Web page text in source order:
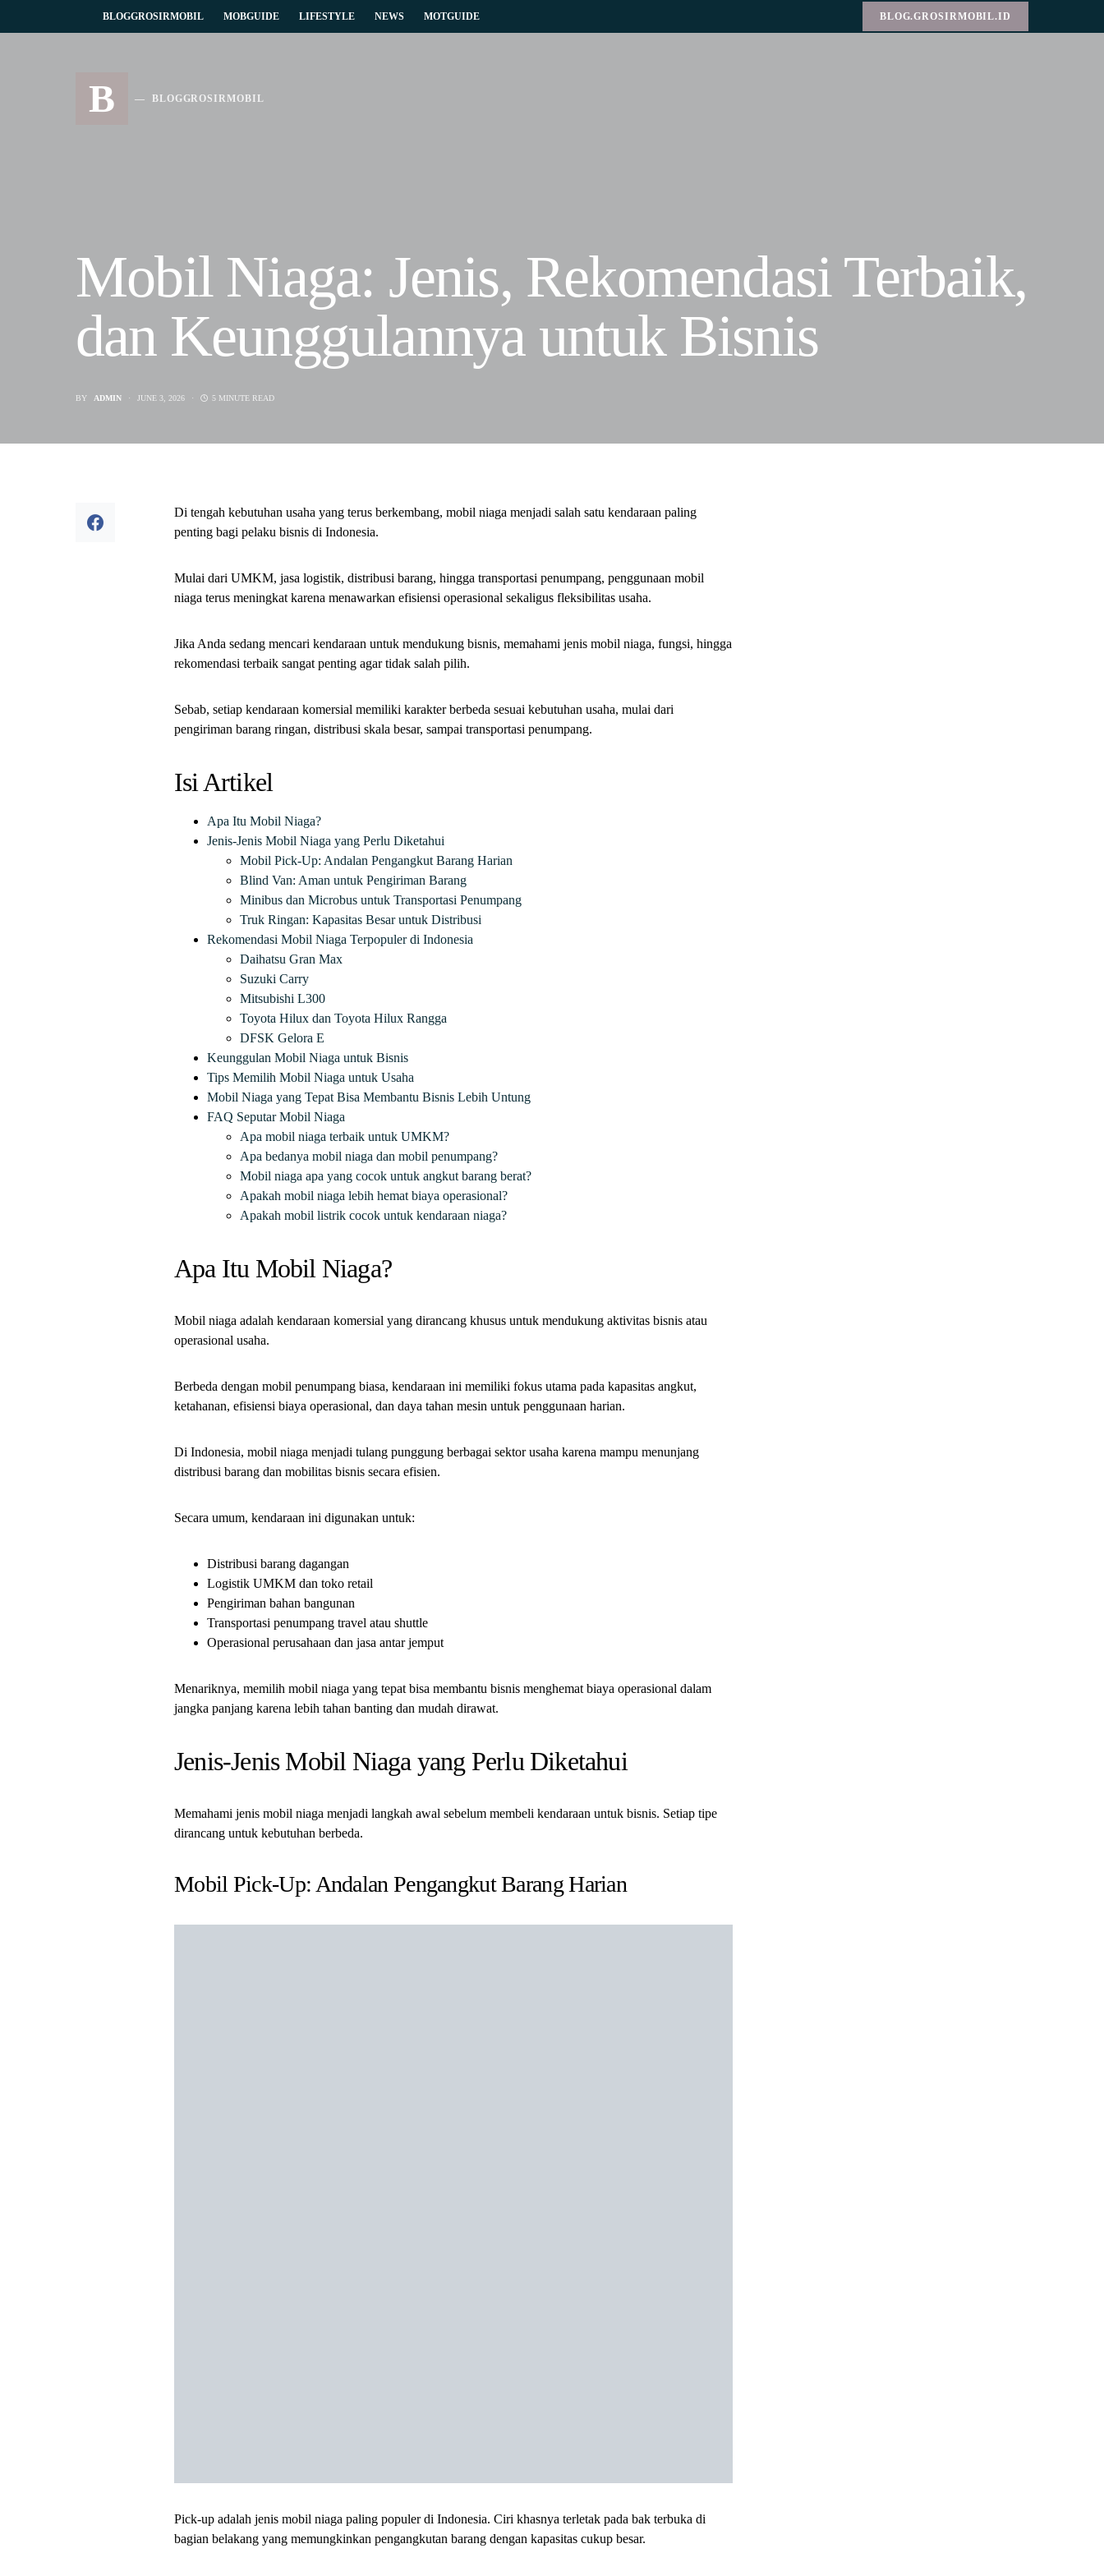
BLOGGROSIRMOBIL MOBGUIDE LIFESTYLE NEWS MOTGUIDE BLOG.GROSIRMOBIL.ID
B BLOGGROSIRMOBIL
Mobil Niaga: Jenis, Rekomendasi Terbaik,
dan Keunggulannya untuk Bisnis
BY ADMIN JUNE 3, 2026 5 MINUTE READ
Di tengah kebutuhan usaha yang terus berkembang, mobil niaga menjadi salah satu kendaraan paling
penting bagi pelaku bisnis di Indonesia.
Mulai dari UMKM, jasa logistik, distribusi barang, hingga transportasi penumpang, penggunaan mobil
niaga terus meningkat karena menawarkan efisiensi operasional sekaligus fleksibilitas usaha.
Jika Anda sedang mencari kendaraan untuk mendukung bisnis, memahami jenis mobil niaga, fungsi, hingga
rekomendasi terbaik sangat penting agar tidak salah pilih.
Sebab, setiap kendaraan komersial memiliki karakter berbeda sesuai kebutuhan usaha, mulai dari
pengiriman barang ringan, distribusi skala besar, sampai transportasi penumpang.
Isi Artikel
Apa Itu Mobil Niaga?
Jenis-Jenis Mobil Niaga yang Perlu Diketahui
Mobil Pick-Up: Andalan Pengangkut Barang Harian
Blind Van: Aman untuk Pengiriman Barang
Minibus dan Microbus untuk Transportasi Penumpang
Truk Ringan: Kapasitas Besar untuk Distribusi
Rekomendasi Mobil Niaga Terpopuler di Indonesia
Daihatsu Gran Max
Suzuki Carry
Mitsubishi L300
Toyota Hilux dan Toyota Hilux Rangga
DFSK Gelora E
Keunggulan Mobil Niaga untuk Bisnis
Tips Memilih Mobil Niaga untuk Usaha
Mobil Niaga yang Tepat Bisa Membantu Bisnis Lebih Untung
FAQ Seputar Mobil Niaga
Apa mobil niaga terbaik untuk UMKM?
Apa bedanya mobil niaga dan mobil penumpang?
Mobil niaga apa yang cocok untuk angkut barang berat?
Apakah mobil niaga lebih hemat biaya operasional?
Apakah mobil listrik cocok untuk kendaraan niaga?
Apa Itu Mobil Niaga?
Mobil niaga adalah kendaraan komersial yang dirancang khusus untuk mendukung aktivitas bisnis atau
operasional usaha.
Berbeda dengan mobil penumpang biasa, kendaraan ini memiliki fokus utama pada kapasitas angkut,
ketahanan, efisiensi biaya operasional, dan daya tahan mesin untuk penggunaan harian.
Di Indonesia, mobil niaga menjadi tulang punggung berbagai sektor usaha karena mampu menunjang
distribusi barang dan mobilitas bisnis secara efisien.
Secara umum, kendaraan ini digunakan untuk:
Distribusi barang dagangan
Logistik UMKM dan toko retail
Pengiriman bahan bangunan
Transportasi penumpang travel atau shuttle
Operasional perusahaan dan jasa antar jemput
Menariknya, memilih mobil niaga yang tepat bisa membantu bisnis menghemat biaya operasional dalam
jangka panjang karena lebih tahan banting dan mudah dirawat.
Jenis-Jenis Mobil Niaga yang Perlu Diketahui
Memahami jenis mobil niaga menjadi langkah awal sebelum membeli kendaraan untuk bisnis. Setiap tipe
dirancang untuk kebutuhan berbeda.
Mobil Pick-Up: Andalan Pengangkut Barang Harian
Pick-up adalah jenis mobil niaga paling populer di Indonesia. Ciri khasnya terletak pada bak terbuka di
bagian belakang yang memungkinkan pengangkutan barang dengan kapasitas cukup besar.